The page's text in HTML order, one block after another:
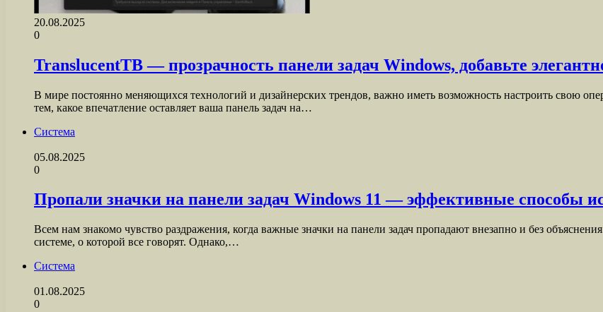
20.08.2025
0
TranslucentTB — прозрачность панели задач Windows, добавьте
В мире постоянно меняющихся технологий и дизайнерских трендов, важно иметь возможность настроить свою
тем, какое впечатление оставляет ваша панель задач на…
Система
05.08.2025
0
Пропали значки на панели задач Windows 11 — эффективные способы
Всем нам знакомо чувство раздражения, когда важные значки на панели задач пропадают внезапно и без
системе, о которой все говорят. Однако,…
Система
01.08.2025
0